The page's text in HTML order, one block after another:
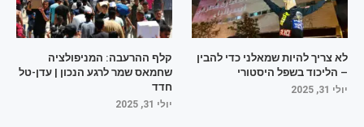
לא צריך להיות שמאלני כדי להבין
– הליכוד בשפל היסטורי
יולי 31, 2025
קלף ההרעבה: המניפולציה
שחמאס שמר לרגע הנכון | עדן-טל
חדד
יולי 31, 2025